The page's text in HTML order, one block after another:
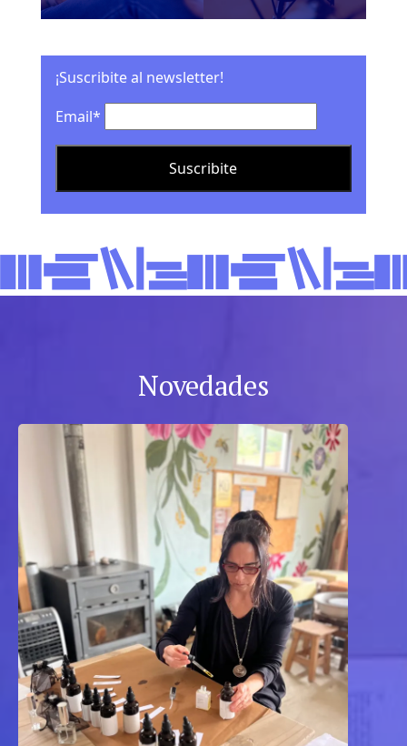
¡Suscribite al newsletter!
Email*
Novedades